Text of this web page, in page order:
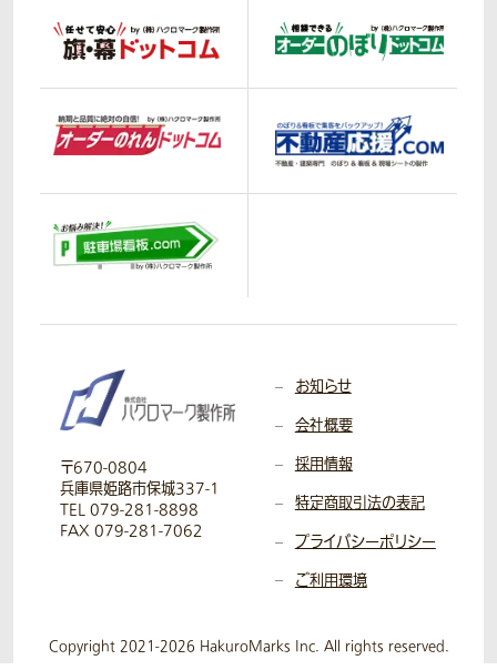
〒670-0804
兵庫県姫路市保城337-1
TEL 079-281-8898
FAX 079-281-7062
お知らせ
会社概要
採用情報
特定商取引法の表記
プライバシーポリシー
ご利用環境
Copyright 2021-2026 HakuroMarks Inc. All rights reserved.